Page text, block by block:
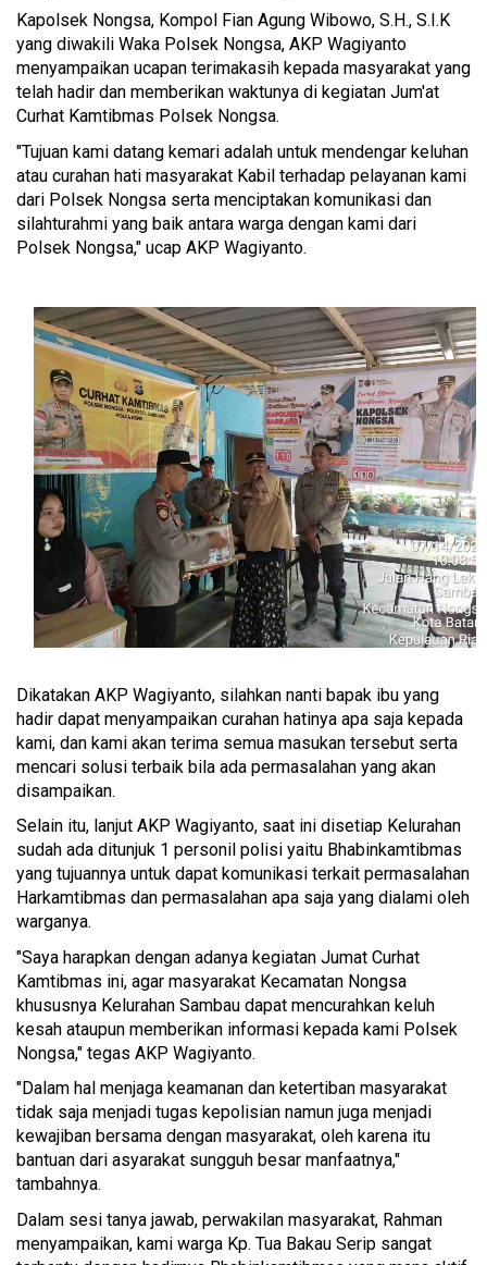
Kapolsek Nongsa, Kompol Fian Agung Wibowo, S.H., S.I.K
yang diwakili Waka Polsek Nongsa, AKP Wagiyanto
menyampaikan ucapan terimakasih kepada masyarakat yang
telah hadir dan memberikan waktunya di kegiatan Jum'at
Curhat Kamtibmas Polsek Nongsa.
"Tujuan kami datang kemari adalah untuk mendengar keluhan
atau curahan hati masyarakat Kabil terhadap pelayanan kami
dari Polsek Nongsa serta menciptakan komunikasi dan
silahturahmi yang baik antara warga dengan kami dari
Polsek Nongsa," ucap AKP Wagiyanto.
Dikatakan AKP Wagiyanto, silahkan nanti bapak ibu yang
hadir dapat menyampaikan curahan hatinya apa saja kepada
kami, dan kami akan terima semua masukan tersebut serta
mencari solusi terbaik bila ada permasalahan yang akan
disampaikan.
Selain itu, lanjut AKP Wagiyanto, saat ini disetiap Kelurahan
sudah ada ditunjuk 1 personil polisi yaitu Bhabinkamtibmas
yang tujuannya untuk dapat komunikasi terkait permasalahan
Harkamtibmas dan permasalahan apa saja yang dialami oleh
warganya.
"Saya harapkan dengan adanya kegiatan Jumat Curhat
Kamtibmas ini, agar masyarakat Kecamatan Nongsa
khususnya Kelurahan Sambau dapat mencurahkan keluh
kesah ataupun memberikan informasi kepada kami Polsek
Nongsa," tegas AKP Wagiyanto.
"Dalam hal menjaga keamanan dan ketertiban masyarakat
tidak saja menjadi tugas kepolisian namun juga menjadi
kewajiban bersama dengan masyarakat, oleh karena itu
bantuan dari asyarakat sungguh besar manfaatnya,"
tambahnya.
Dalam sesi tanya jawab, perwakilan masyarakat, Rahman
menyampaikan, kami warga Kp. Tua Bakau Serip sangat